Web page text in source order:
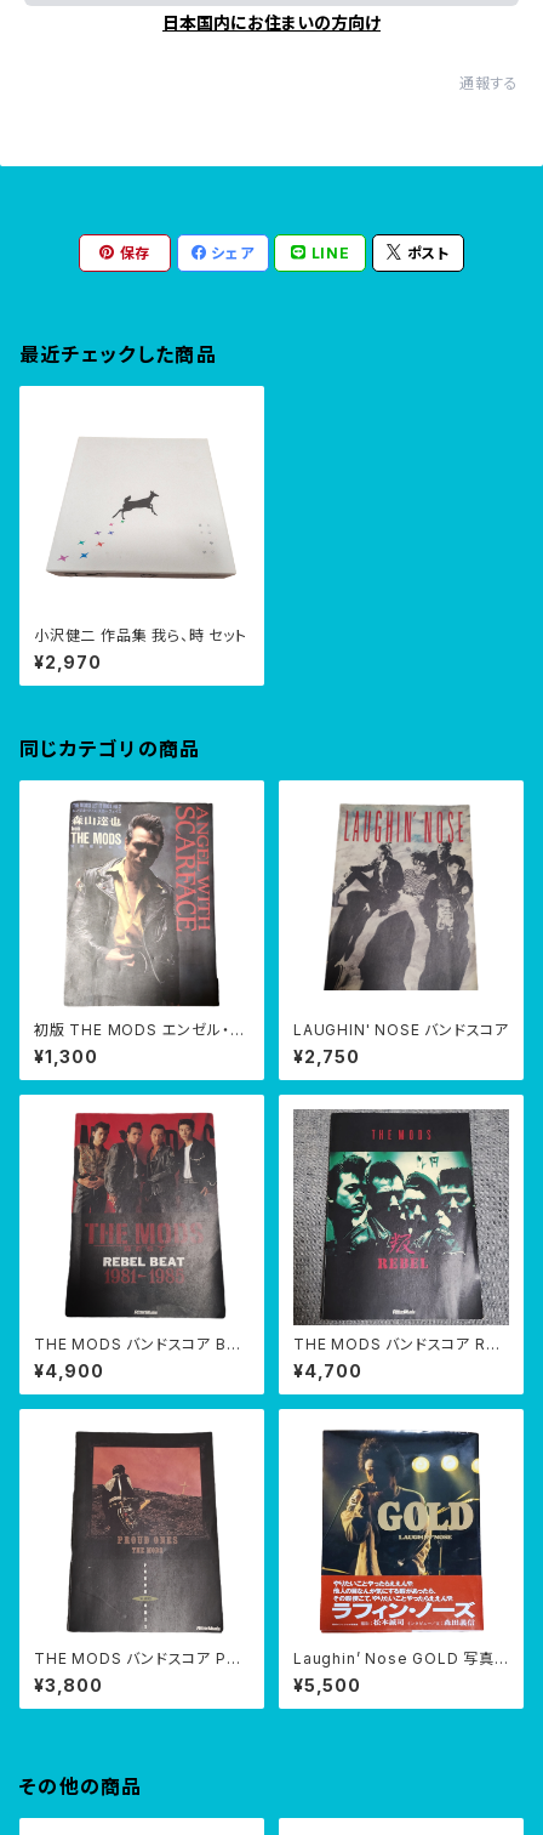
日本国内にお住まいの方向け
通報する
保存 シェア LINE ポスト
最近チェックした商品
小沢健二 作品集 我ら、時 セット
¥2,970
同じカテゴリの商品
初版 THE MODS エンゼル・ウ
ィズ スカーフェイス 森山達也
¥1,300
LAUGHIN' NOSE バンドスコア
¥2,750
THE MODS バンドスコア BES
T REBEL BEAT 1981-1985
¥4,900
THE MODS バンドスコア REB
EL 叛
¥4,700
THE MODS バンドスコア PR
OUD ONES
¥3,800
Laughin’ Nose GOLD 写真
集 ラフィンノーズ
¥5,500
その他の商品